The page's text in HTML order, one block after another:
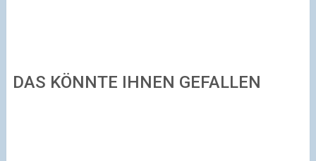
DAS KÖNNTE IHNEN GEFALLEN